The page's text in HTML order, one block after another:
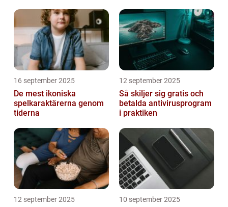
16 september 2025
De mest ikoniska
spelkaraktärerna genom
tiderna
12 september 2025
Så skiljer sig gratis och
betalda antivirusprogram
i praktiken
12 september 2025 10 september 2025